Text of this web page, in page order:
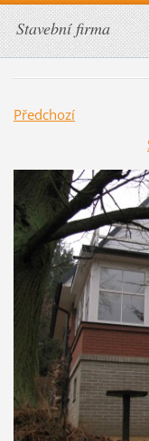
Stavební firma
Předchozí